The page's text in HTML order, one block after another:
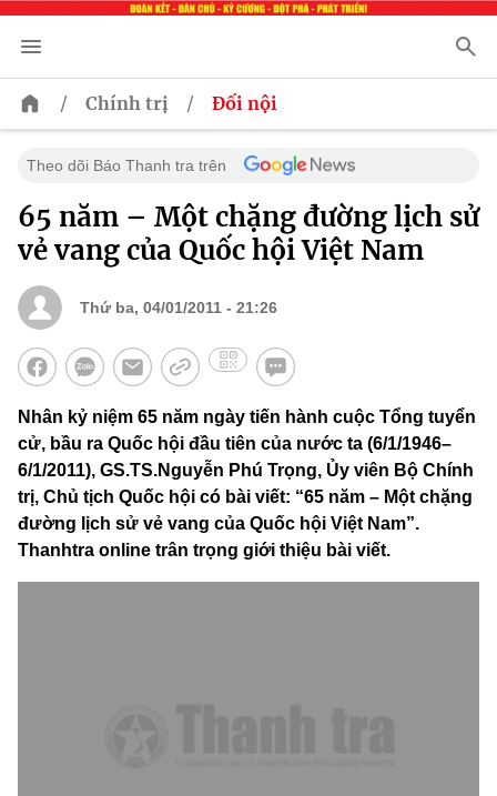
/ Chính trị / Đối nội
Theo dõi Báo Thanh tra trên
65 năm – Một chặng đường lịch sử
vẻ vang của Quốc hội Việt Nam
Thứ ba, 04/01/2011 - 21:26
Nhân kỷ niệm 65 năm ngày tiến hành cuộc Tổng tuyển
cử, bầu ra Quốc hội đầu tiên của nước ta (6/1/1946–
6/1/2011), GS.TS.Nguyễn Phú Trọng, Ủy viên Bộ Chính
trị, Chủ tịch Quốc hội có bài viết: “65 năm – Một chặng
đường lịch sử vẻ vang của Quốc hội Việt Nam”.
Thanhtra online trân trọng giới thiệu bài viết.